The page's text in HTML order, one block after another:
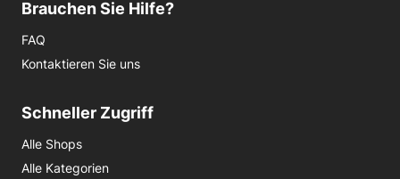
Brauchen Sie Hilfe?
FAQ
Kontaktieren Sie uns
Schneller Zugriff
Alle Shops
Alle Kategorien